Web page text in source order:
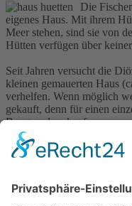
Die
eigenes Haus. Mit ihrem
Meer stehen, sind sie von
Hütten verfügen über
Seit Jahren versucht die
kleinen gemauerten Haus
verhelfen. Wenn möglich
gekauft, denn für einen
Baugrund zu kaufen.
Für den Bau des Hauses
Zuschuss, den anderen
finanzieren.
ca. 60 Häuser finanziert
mittlerweile weit über 500!